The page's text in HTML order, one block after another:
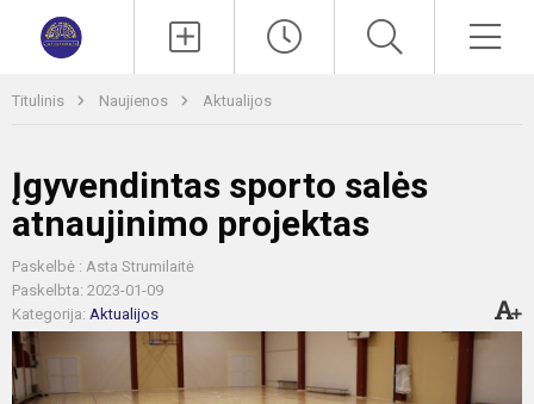
Titulinis Naujienos Aktualijos
Įgyvendintas sporto salės
atnaujinimo projektas
Paskelbė : Asta Strumilaitė
Paskelbta: 2023-01-09
Kategorija: Aktualijos